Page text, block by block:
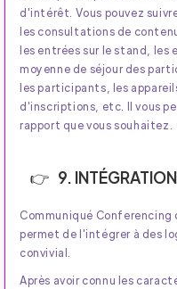
d'intérêt. Vous pouvez
les consultations de
les entrées sur le stand,
moyenne de séjour des
les participants, les
d'inscriptions, etc. Il vous
rapport que vous souhaitez.
9.
Communiqué Conferencing
permet de l'intégrer à des
convivial.
Après avoir connu les